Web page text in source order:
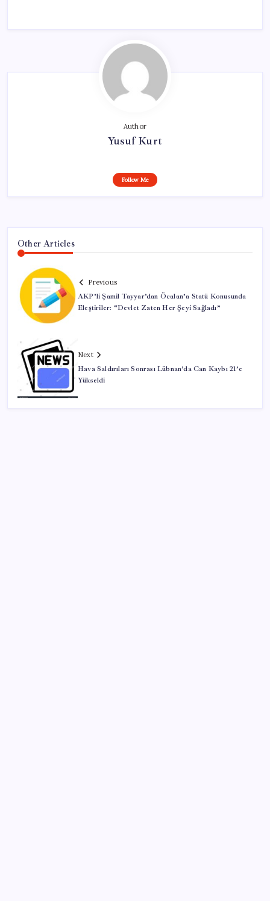
Author
Yusuf Kurt
Follow Me
Other Articles
Previous
AKP’li Şamil Tayyar’dan Öcalan’a Statü Konusunda
Eleştiriler: “Devlet Zaten Her Şeyi Sağladı”
Next
Hava Saldırıları Sonrası Lübnan’da Can Kaybı 21’e
Yükseldi